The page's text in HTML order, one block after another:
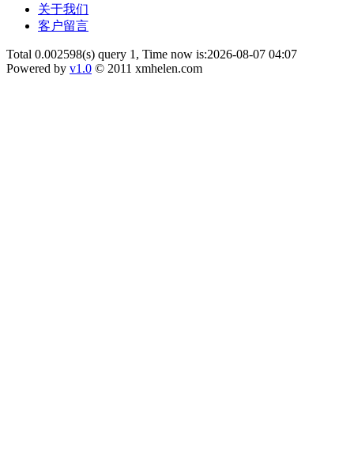
关于我们
客户留言
Total 0.002598(s) query 1, Time now is:2026-08-07 04:07
Powered by v1.0 © 2011 xmhelen.com